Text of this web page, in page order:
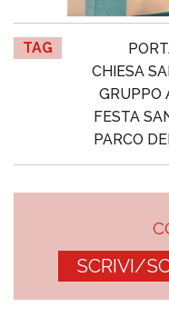
TAG
CHIESA
GRUPPO
FESTA
PARCO
SCRIVI/